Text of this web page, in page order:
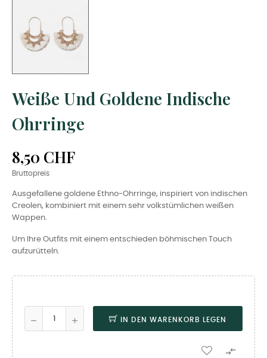
Weiße Und Goldene Indische
Ohrringe
8,50 CHF
Bruttopreis
Ausgefallene goldene Ethno-Ohrringe, inspiriert von indischen
Creolen, kombiniert mit einem sehr volkstümlichen weißen
Wappen.
Um Ihre Outfits mit einem entschieden böhmischen Touch
aufzurütteln.
IN DEN WARENKORB LEGEN
